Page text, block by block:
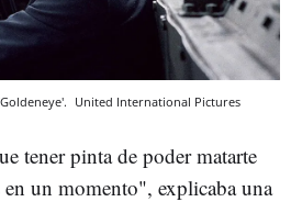
United International Pictures
tener pinta de poder matarte
un momento", explicaba una